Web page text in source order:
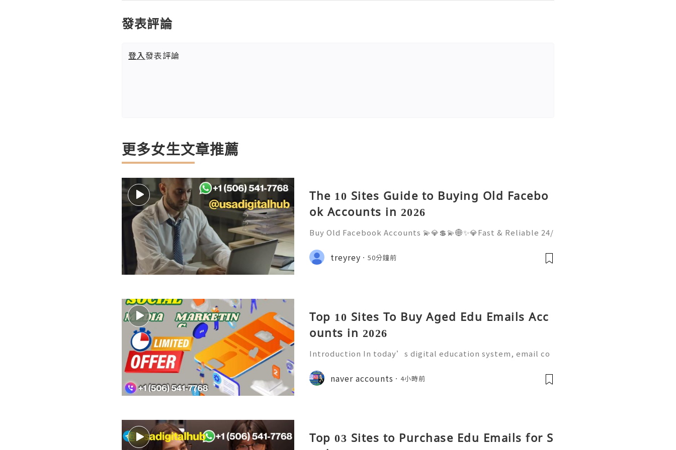
發表評論
登入發表評論
更多女生文章推薦
The 10 Sites Guide to Buying Old Facebo
ok Accounts in 2026
Buy Old Facebook Accounts 💫💎💲💫🌐✨💎Fast & Reliable 24/
68 💫💎💲💫🌐✨💎Telegram: @usadigitalhub 💫💎💲💫🌐✨💎Dis
cord: usadigitalhub 💫💎💲💫🌐✨💎Email:usadigitalhubsell@g
treyrey 50分鐘前
Top 10 Sites To Buy Aged Edu Emails Acc
ounts in 2026
Introduction In today’s digital education system, email co
Educational institutions around the world provide dedicate
d email accounts to stude
naver accounts 4小時前
Top 03 Sites to Purchase Edu Emails for S